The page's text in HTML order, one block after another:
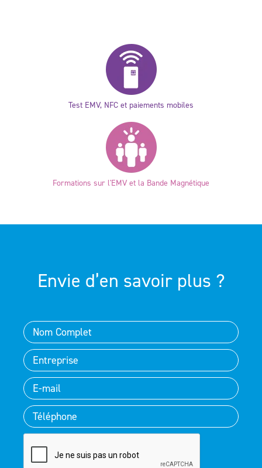
Test EMV, NFC et paiements mobiles
Formations sur l'EMV et la Bande Magnétique
Envie d’en savoir plus ?